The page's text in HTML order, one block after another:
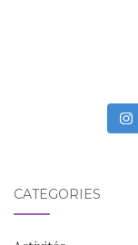
CATÉGORIES